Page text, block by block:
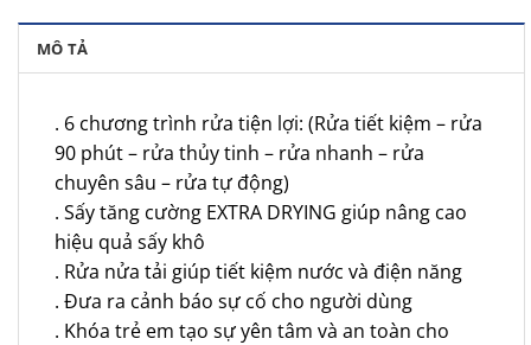
MÔ TẢ
. 6 chương trình rửa tiện lợi: (Rửa tiết kiệm – rửa
90 phút – rửa thủy tinh – rửa nhanh – rửa
chuyên sâu – rửa tự động)
. Sấy tăng cường EXTRA DRYING giúp nâng cao
hiệu quả sấy khô
. Rửa nửa tải giúp tiết kiệm nước và điện năng
. Đưa ra cảnh báo sự cố cho người dùng
. Khóa trẻ em tạo sự yên tâm và an toàn cho